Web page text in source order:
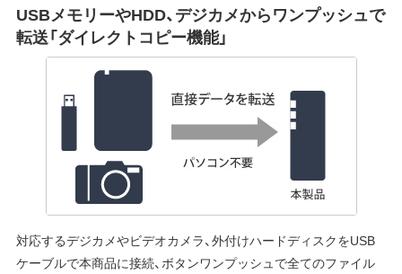
USBメモリーやHDD、デジカメからワンプッシュで
転送「ダイレクトコピー機能」
対応するデジカメやビデオカメラ、外付けハードディスクをUSB
ケーブルで本商品に接続、ボタンワンプッシュで全てのファイル